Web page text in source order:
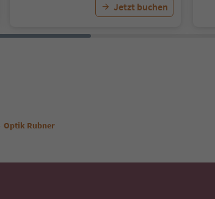
Jetzt buchen
Optik Rubner